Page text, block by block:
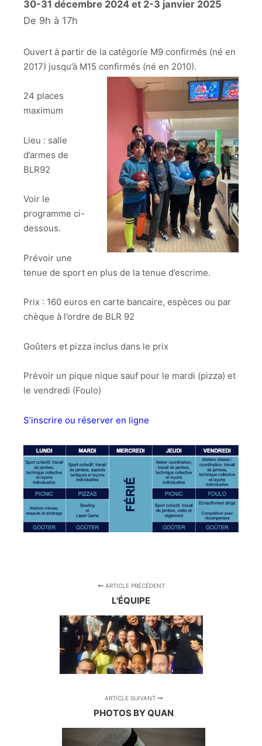
30-31 décembre 2024 et 2-3 janvier 2025
De 9h à 17h
Ouvert à partir de la catégorie M9 confirmés (né en
2017) jusqu’à M15 confirmés (né en 2010).
24 places
maximum
Lieu : salle
d’armes de
BLR92
Voir le
programme ci-
dessous.
Prévoir une
tenue de sport en plus de la tenue d’escrime.
Prix : 160 euros en carte bancaire, espèces ou par
chèque à l’ordre de BLR 92
Goûters et pizza inclus dans le prix
Prévoir un pique nique sauf pour le mardi (pizza) et
le vendredi (Foulo)
S’inscrire ou réserver en ligne
ARTICLE PRÉCÉDENT
L'ÉQUIPE
ARTICLE SUIVANT
PHOTOS BY QUAN